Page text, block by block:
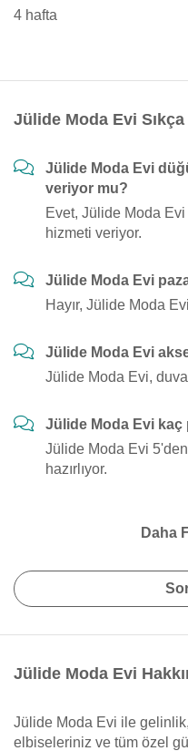
4 hafta
Jülide Moda Evi
Jülide Moda Evi
veriyor mu?
Evet, Jülide Moda
hizmeti veriyor.
Jülide Moda Evi
Hayır, Jülide Moda
Jülide Moda Evi
Jülide Moda Evi,
Jülide Moda Evi kaç
Jülide Moda Evi
hazırlıyor.
Daha
Jülide Moda Evi
Jülide Moda Evi ile
elbiseleriniz ve tüm özel